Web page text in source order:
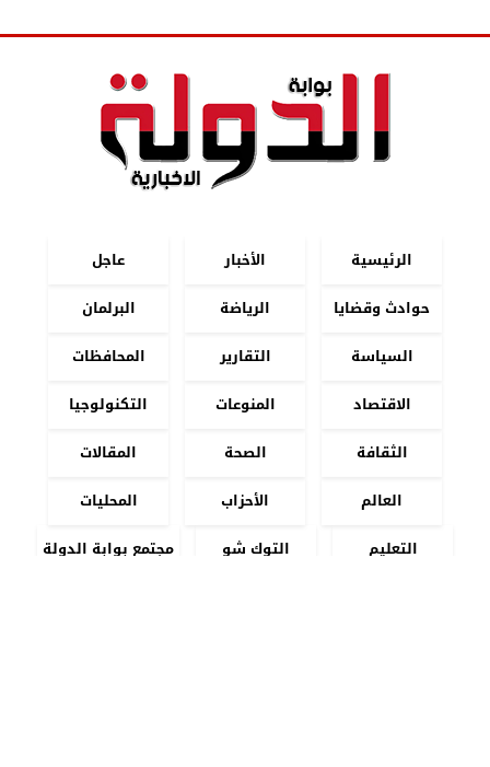
الرئيسية الأخبار
عاجل
حوادث وقضايا
الرياضة
البرلمان
السياسة
التقارير
المحافظات
الاقتصاد
المنوعات
التكنولوجيا
الثقافة
الصحة
المقالات
العالم
الأحزاب
المحليات
التعليم
التوك شو
مجتمع بوابة الدولة